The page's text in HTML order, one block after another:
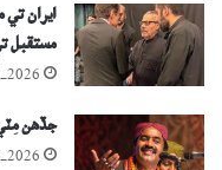
ايران
مستقبل
2026
جڏهن
2026